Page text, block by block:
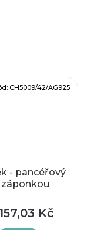
- pancéřový
záponkou
157,03 Kč
CH5009/42/AG925